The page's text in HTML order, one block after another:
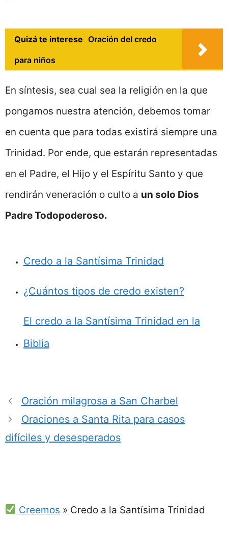
Quizá te interese Oración del credo
para niños
En síntesis, sea cual sea la religión en la que
pongamos nuestra atención, debemos tomar
en cuenta que para todas existirá siempre una
Trinidad. Por ende, que estarán representadas
en el Padre, el Hijo y el Espíritu Santo y que
rendirán veneración o culto a un solo Dios
Padre Todopoderoso.
Credo a la Santísima Trinidad
¿Cuántos tipos de credo existen?
El credo a la Santísima Trinidad en la
Biblia
Oración milagrosa a San Charbel
Oraciones a Santa Rita para casos
difíciles y desesperados
Creemos » Credo a la Santísima Trinidad